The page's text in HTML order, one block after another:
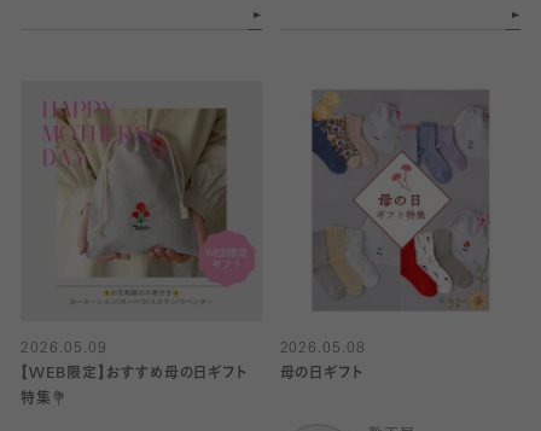
2026.05.09
【WEB限定】おすすめ母の日ギフト
特集💐
2026.05.08
母の日ギフト